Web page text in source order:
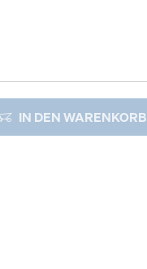
IN DEN WARENKORB